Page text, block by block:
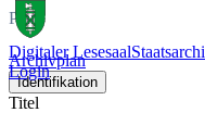
Digitaler Lesesaal
Login
Plan
Archivplan
Identifikation
Titel